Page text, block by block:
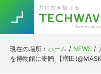
primary
navigation
main
content
primary
sidebar
footer
共に突き抜ける
現在の場所： ホーム / NEWS /
を博物館に寄贈 【増田
Trend 今話題の注目キー